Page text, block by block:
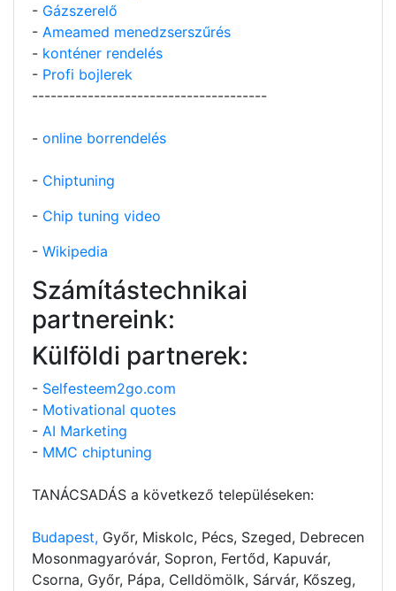
- Gázszerelő
- Ameamed menedzserszűrés
- konténer rendelés
- Profi bojlerek
--------------------------------------
- online borrendelés
- Chiptuning
- Chip tuning video
- Wikipedia
Számítástechnikai
partnereink:
Külföldi partnerek:
- Selfesteem2go.com
- Motivational quotes
- AI Marketing
- MMC chiptuning
TANÁCSADÁS a következő településeken:
Budapest, Győr, Miskolc, Pécs, Szeged, Debrecen
Mosonmagyaróvár, Sopron, Fertőd, Kapuvár,
Csorna, Győr, Pápa, Celldömölk, Sárvár, Kőszeg,